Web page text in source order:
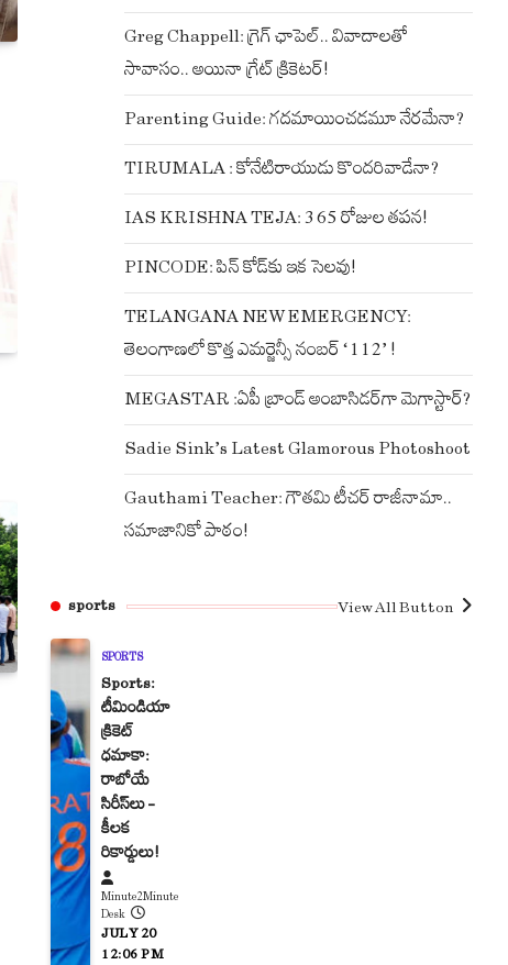
Greg Chappell: గ్రెగ్ ఛాపెల్.. వివాదాలతో
సావాసం.. అయినా గ్రేట్ క్రికెటర్!
Parenting Guide: గదమాయించడమూ నేరమేనా?
TIRUMALA : కోనేటిరాయుడు కొందరివాడేనా?
IAS KRISHNA TEJA: 365 రోజుల తపన!
PINCODE: పిన్ కోడ్‌కు ఇక సెలవు!
TELANGANA NEW EMERGENCY:
తెలంగాణలో కొత్త ఎమర్జెన్సీ నంబర్ ‘112’ !
MEGASTAR :ఏపీ బ్రాండ్ అంబాసిడర్‌గా మెగాస్టార్?
Sadie Sink’s Latest Glamorous Photoshoot
Gauthami Teacher: గౌతమి టీచర్ రాజీనామా..
సమాజానికో పాఠం!
sports View All Button
SPORTS
Sports:
టీమిండియా
క్రికెట్
ధమాకా:
రాబోయే
సిరీస్‌లు –
కీలక
రికార్డులు!
Minute2Minute
Desk
JULY 20
12:06 PM